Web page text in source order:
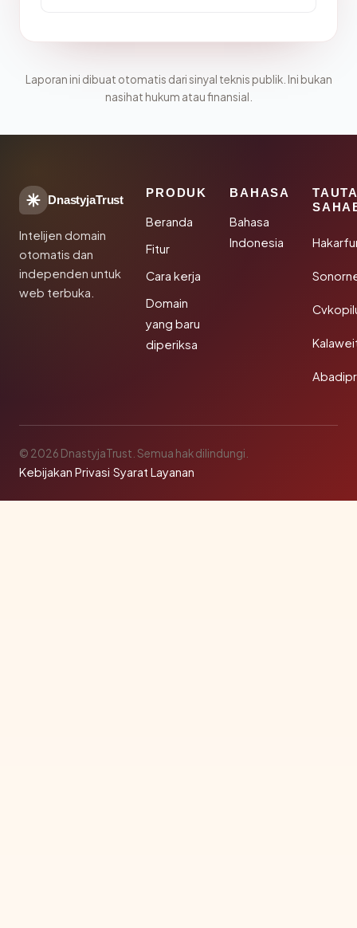
Laporan ini dibuat otomatis dari sinyal teknis publik. Ini bukan
nasihat hukum atau finansial.
DnastyjaTrust
Intelijen domain
otomatis dan
independen untuk
web terbuka.
PRODUK
Beranda
Fitur
Cara kerja
Domain
yang baru
diperiksa
BAHASA
Bahasa
Indonesia
© 2026 DnastyjaTrust. Semua hak dilindungi.
Kebijakan Privasi·Syarat Layanan